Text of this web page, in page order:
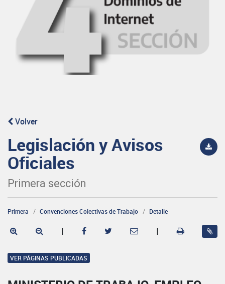
Volver
Legislación y Avisos
Oficiales
Primera sección
Primera Convenciones Colectivas de Trabajo Detalle
| |
VER PÁGINAS PUBLICADAS